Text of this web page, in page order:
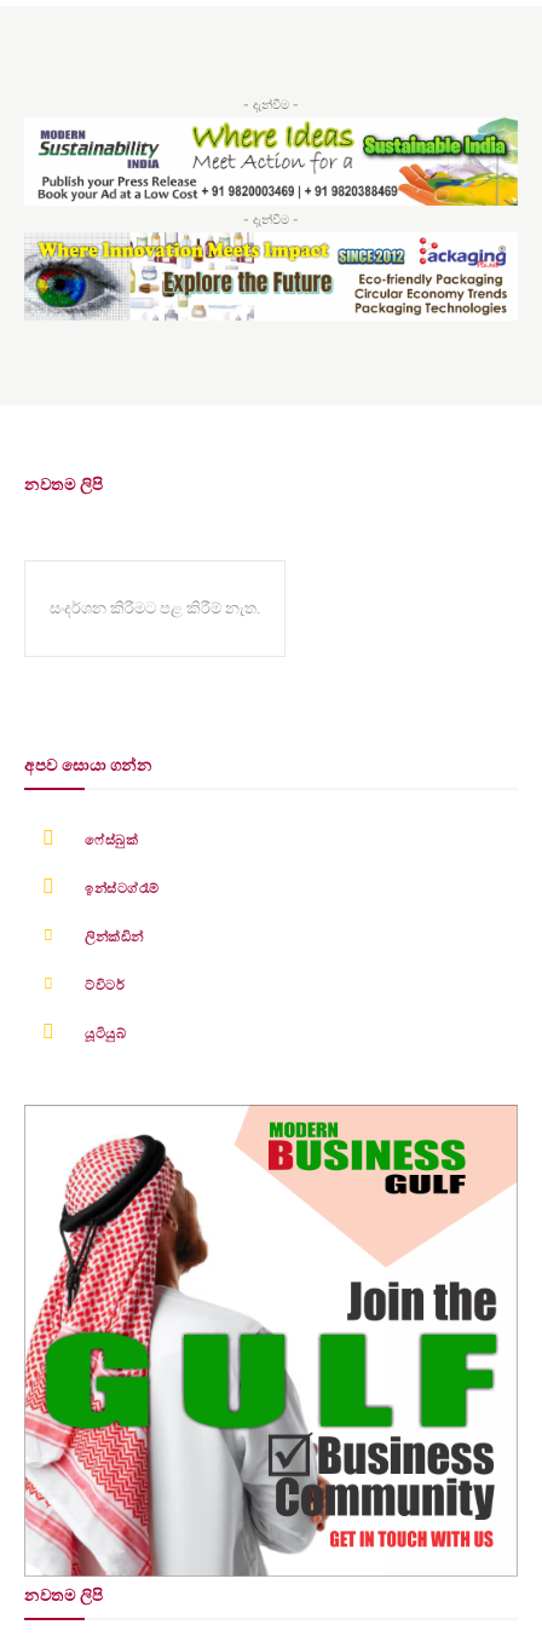
- දැන්වීම -
- දැන්වීම -
නවතම ලිපි
සංදර්ශන කිරීමට පළ කිරීම් නැත.
අපව සොයා ගන්න
ෆේස්බුක්
ඉන්ස්ටග්රෑම්
ලින්ක්ඩින්
ට්විටර්
යූටියුබ්
නවතම ලිපි